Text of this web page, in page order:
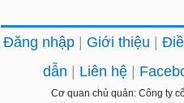
Đăng nhập Giới thiệu
dẫn
Liên hệ
Cơ quan chủ quản: Công ty